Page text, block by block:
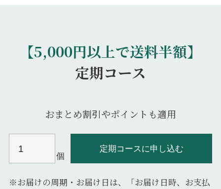
【5,000円以上で送料半額】
定期コース
おまとめ割引やポイントも適用
個
定期コースに申し込む
※お届けの周期・お届け日は、「お届け日時、お支払